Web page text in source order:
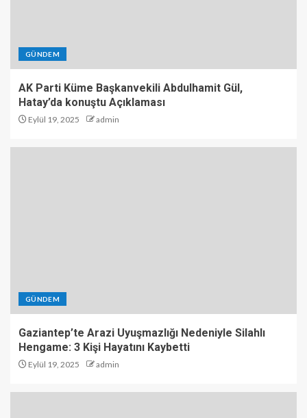
GÜNDEM
AK Parti Küme Başkanvekili Abdulhamit Gül,
Hatay’da konuştu Açıklaması
Eylül 19, 2025 admin
GÜNDEM
Gaziantep’te Arazi Uyuşmazlığı Nedeniyle Silahlı
Hengame: 3 Kişi Hayatını Kaybetti
Eylül 19, 2025 admin